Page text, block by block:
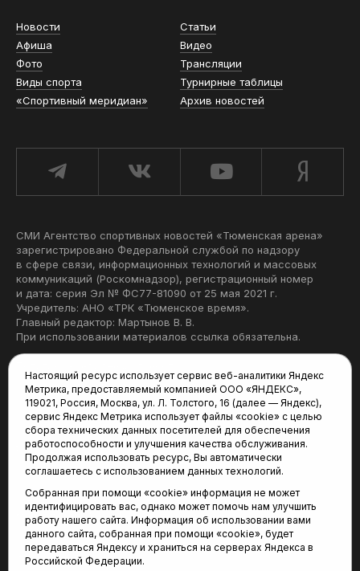
Новости
Статьи
Афиша
Видео
Фото
Трансляции
Виды спорта
Турнирные таблицы
«Спортивный меридиан»
Архив новостей
СМИ Агентство спортивных новостей «Тюменская арена»
зарегистрировано Федеральной службой по надзору
в сфере связи, информационных технологий и массовых
коммуникаций (Роскомнадзор), регистрационный номер
и дата: серия Эл № ФС77-81090 от 25 мая 2021 г.
Учредитель: АНО «ТРК «Тюменское время».
Главный редактор: Мартынов В. В.
При использовании материалов ссылка обязательна.
Редакция:
625035, Тюмень, пр. Геологоразведчиков, 28А
(3452) 68-22-28
tum-arena@mail.ru
Отдел продаж:
(3452) 68-89-78
kotovaev@sibinformburo.ru
Настоящий ресурс использует сервис веб-аналитики Яндекс
Метрика, предоставляемый компанией ООО «ЯНДЕКС»,
119021, Россия, Москва, ул. Л. Толстого, 16 (далее — Яндекс),
сервис Яндекс Метрика использует файлы «cookie» с целью
сбора технических данных посетителей для обеспечения
работоспособности и улучшения качества обслуживания.
Продолжая использовать ресурс, Вы автоматически
соглашаетесь с использованием данных технологий.
Собранная при помощи «cookie» информация не может
идентифицировать вас, однако может помочь нам улучшить
работу нашего сайта. Информация об использовании вами
данного сайта, собранная при помощи «cookie», будет
передаваться Яндексу и храниться на серверах Яндекса в
Российской Федерации.